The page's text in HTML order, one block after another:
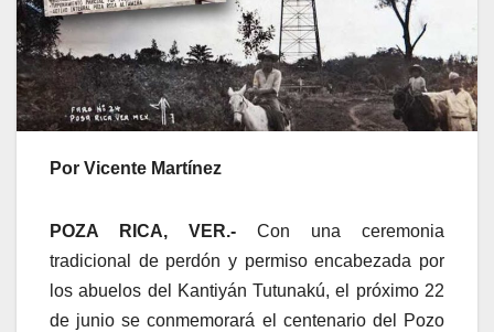
Por Vicente Martínez
POZA RICA, VER.- Con una ceremonia
tradicional de perdón y permiso encabezada por
los abuelos del Kantiyán Tutunakú, el próximo 22
de junio se conmemorará el centenario del Pozo